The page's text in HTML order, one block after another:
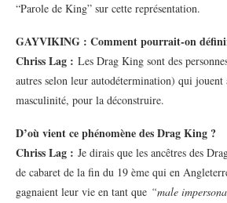
“Parole de King” sur cette représentation.
GAYVIKING : Comment pourrait-on
Chriss Lag : Les Drag King sont des
autres selon leur autodétermination) qui jouent
masculinité, pour la déconstruire.
D’où vient ce phénomène des Drag King ?
Chriss Lag : Je dirais que les ancêtres des
de cabaret de la fin du 19 ème qui en
gagnaient leur vie en tant que “male